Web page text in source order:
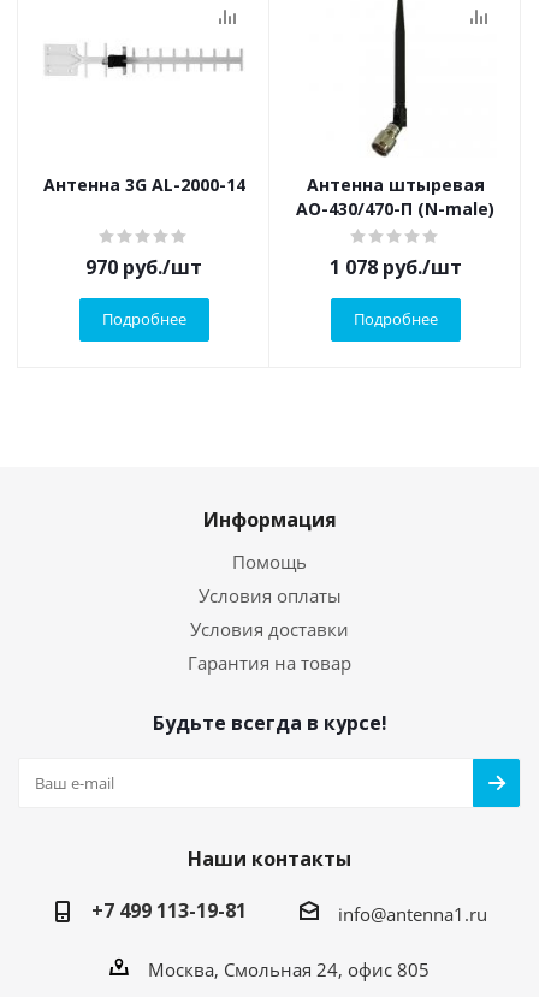
Антенна 3G AL-2000-14
970 руб./шт
Подробнее
Антенна штыревая
AO-430/470-П (N-male)
1 078руб./шт
Подробнее
Информация
Помощь
Условия оплаты
Условия доставки
Гарантия на товар
Будьте всегда в курсе!
Наши контакты
+7 499 113-19-81
info@antenna1.ru
Москва, Смольная 24, офис 805